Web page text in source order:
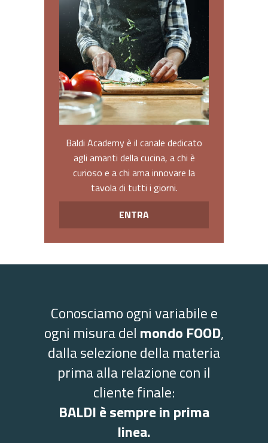
Baldi Academy è il canale dedicato
agli amanti della cucina, a chi è
curioso e a chi ama innovare la
tavola di tutti i giorni.
ENTRA
Conosciamo ogni variabile e
ogni misura del mondo FOOD,
dalla selezione della materia
prima alla relazione con il
cliente finale:
BALDI è sempre in prima
linea.